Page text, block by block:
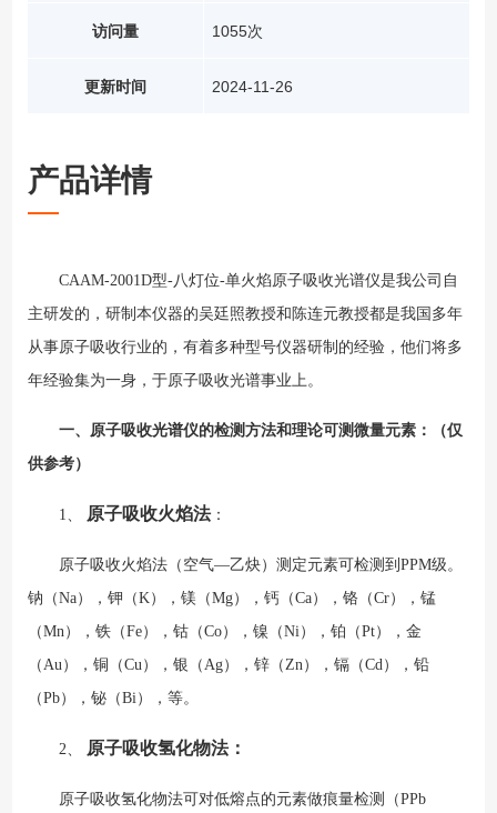
访问量
更新时间
1055次
2024-11-26
产品详情
CAAM-2001D型-八灯位-单火焰原子吸收光谱仪是我公司自
主研发的，研制本仪器的吴廷照教授和陈连元教授都是我国多年
从事原子吸收行业的，有着多种型号仪器研制的经验，他们将多
年经验集为一身，于原子吸收光谱事业上。
一、原子吸收光谱仪的检测方法和理论可测微量元素：（仅
供参考）
1、 原子吸收火焰法：
原子吸收火焰法（空气—乙炔）测定元素可检测到PPM级。
钠（Na），钾（K），镁（Mg），钙（Ca），铬（Cr），锰
（Mn），铁（Fe），钴（Co），镍（Ni），铂（Pt），金
（Au），铜（Cu），银（Ag），锌（Zn），镉（Cd），铅
（Pb），铋（Bi），等。
2、 原子吸收氢化物法：
原子吸收氢化物法可对低熔点的元素做痕量检测（PPb